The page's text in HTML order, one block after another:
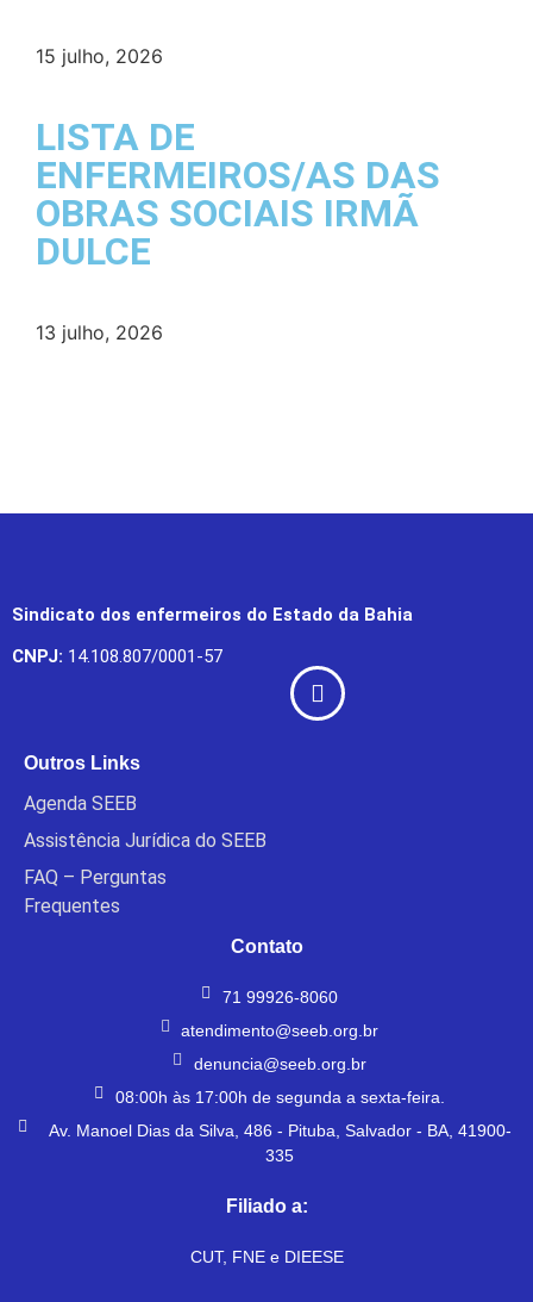
15 julho, 2026
LISTA DE
ENFERMEIROS/AS DAS
OBRAS SOCIAIS IRMÃ
DULCE
13 julho, 2026
Sindicato dos enfermeiros do Estado da Bahia
CNPJ: 14.108.807/0001-57
Outros Links
Agenda SEEB
Assistência Jurídica do SEEB
FAQ – Perguntas
Frequentes
Contato
71 99926-8060
atendimento@seeb.org.br
denuncia@seeb.org.br
08:00h às 17:00h de segunda a sexta-feira.
Av. Manoel Dias da Silva, 486 - Pituba, Salvador - BA, 41900-
335
Filiado a:
CUT, FNE e DIEESE